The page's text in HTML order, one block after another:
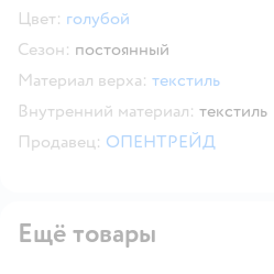
Цвет: голубой
Сезон: постоянный
Материал верха: текстиль
Внутренний материал: текстиль
Продавец: ОПЕНТРЕЙД
Ещё товары